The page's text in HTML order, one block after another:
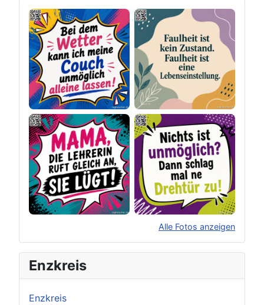
Alle Fotos anzeigen
Original herunterladen
Enzkreis
Enzkreis